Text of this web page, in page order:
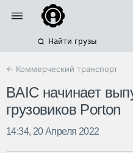
Найти грузы
← Коммерческий транспорт
BAIC начинает
грузовиков Porton
14:34, 20 Апреля 2022